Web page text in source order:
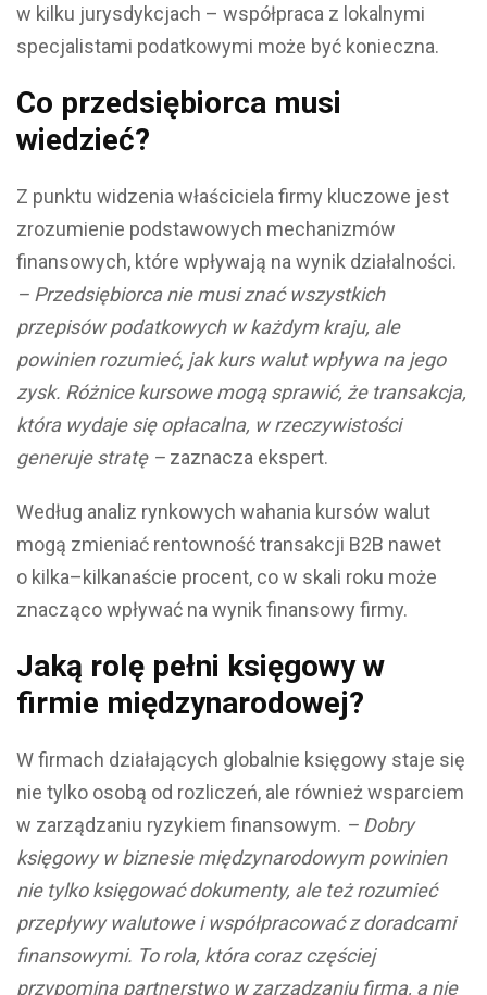
w kilku jurysdykcjach – współpraca z lokalnymi
specjalistami podatkowymi może być konieczna.
Co przedsiębiorca musi
wiedzieć?
Z punktu widzenia właściciela firmy kluczowe jest
zrozumienie podstawowych mechanizmów
finansowych, które wpływają na wynik działalności.
– Przedsiębiorca nie musi znać wszystkich
przepisów podatkowych w każdym kraju, ale
powinien rozumieć, jak kurs walut wpływa na jego
zysk. Różnice kursowe mogą sprawić, że transakcja,
która wydaje się opłacalna, w rzeczywistości
generuje stratę – zaznacza ekspert.
Według analiz rynkowych wahania kursów walut
mogą zmieniać rentowność transakcji B2B nawet
o kilka–kilkanaście procent, co w skali roku może
znacząco wpływać na wynik finansowy firmy.
Jaką rolę pełni księgowy w
firmie międzynarodowej?
W firmach działających globalnie księgowy staje się
nie tylko osobą od rozliczeń, ale również wsparciem
w zarządzaniu ryzykiem finansowym. – Dobry
księgowy w biznesie międzynarodowym powinien
nie tylko księgować dokumenty, ale też rozumieć
przepływy walutowe i współpracować z doradcami
finansowymi. To rola, która coraz częściej
przypomina partnerstwo w zarządzaniu firmą, a nie